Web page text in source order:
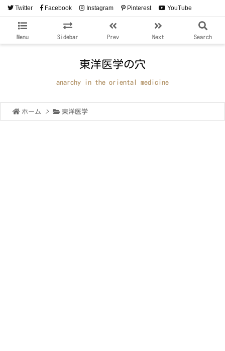
Menu Sidebar Prev Next Search
Twitter Facebook Instagram Pinterest YouTube
RSS
東洋医学の穴
anarchy in the oriental medicine
ホーム > 東洋医学